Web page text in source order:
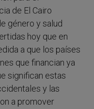
de El Cairo
género y salud
hoy que en
a que los países
que financian ya
significan estas
y las
a promover